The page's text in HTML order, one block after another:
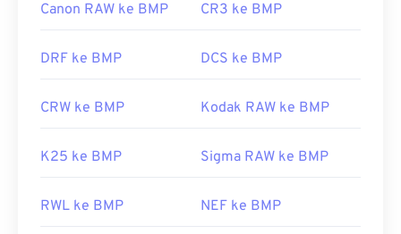
Canon RAW ke BMP CR3 ke BMP
DRF ke BMP DCS ke BMP
CRW ke BMP Kodak RAW ke BMP
K25 ke BMP Sigma RAW ke BMP
RWL ke BMP NEF ke BMP